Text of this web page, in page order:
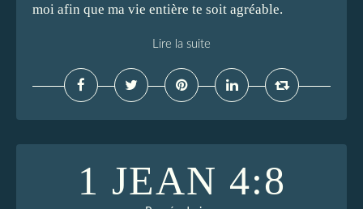
moi afin que ma vie entière te soit agréable.
Lire la suite
1 JEAN 4:8